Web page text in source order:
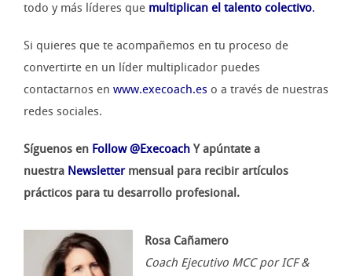
todo y más líderes que multiplican el talento colectivo.
Si quieres que te acompañemos en tu proceso de
convertirte en un líder multiplicador puedes
contactarnos en www.execoach.es o a través de nuestras
redes sociales.
Síguenos en Follow @Execoach Y apúntate a
nuestra Newslettermensual para recibir artículos
prácticos para tu desarrollo profesional.
Rosa Cañamero
Coach Ejecutivo MCC por ICF &